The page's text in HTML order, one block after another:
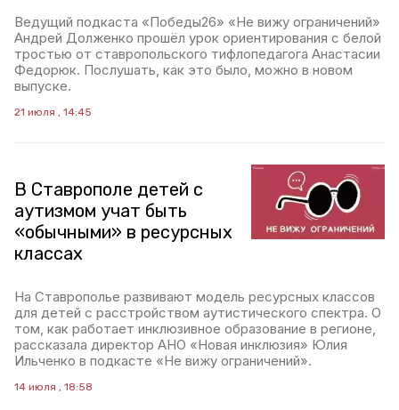
Ведущий подкаста «Победы26» «Не вижу ограничений»
Андрей Долженко прошёл урок ориентирования с белой
тростью от ставропольского тифлопедагога Анастасии
Федорюк. Послушать, как это было, можно в новом
выпуске.
21 июля , 14:45
В Ставрополе детей с
аутизмом учат быть
«обычными» в ресурсных
классах
На Ставрополье развивают модель ресурсных классов
для детей с расстройством аутистического спектра. О
том, как работает инклюзивное образование в регионе,
рассказала директор АНО «Новая инклюзия» Юлия
Ильченко в подкасте «Не вижу ограничений».
14 июля , 18:58